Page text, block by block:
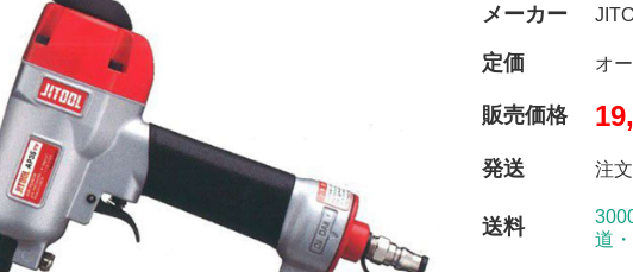
メーカー
定価 オ
販売価格
発送 注
送料
道